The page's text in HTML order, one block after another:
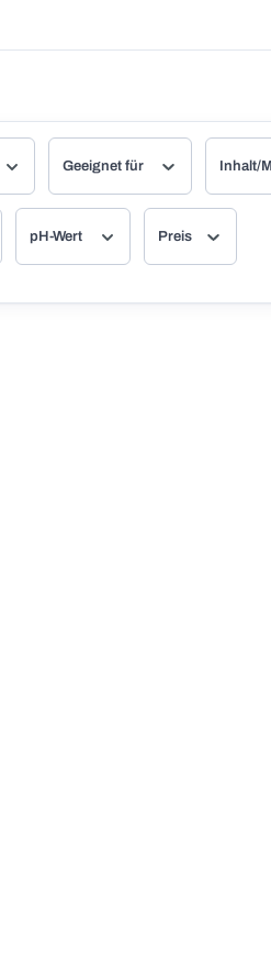
Geeignet für Inhalt/
pH-Wert Preis